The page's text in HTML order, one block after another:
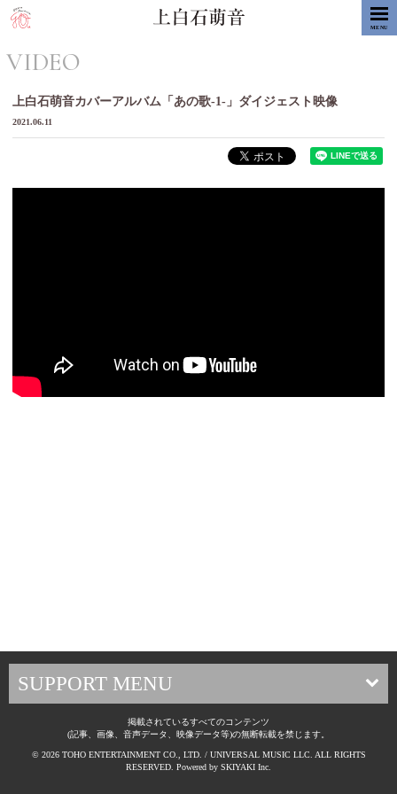
MENU
VIDEO
上白石萌音カバーアルバム「あの歌-1-」ダイジェスト映像
2021.06.11
SUPPORT MENU
掲載されているすべてのコンテンツ
(記事、画像、音声データ、映像データ等)の無断転載を禁じます。
© 2026 TOHO ENTERTAINMENT CO., LTD. / UNIVERSAL MUSIC LLC. ALL RIGHTS
RESERVED. Powered by SKIYAKI Inc.